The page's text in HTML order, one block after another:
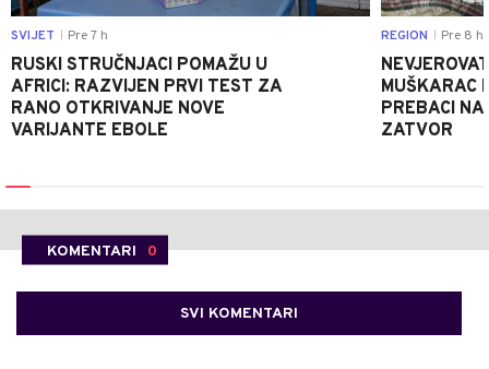
SVIJET Pre 7 h
RUSKI STRUČNJACI POMAŽU U
AFRICI: RAZVIJEN PRVI TEST ZA
RANO OTKRIVANJE NOVE
VARIJANTE EBOLE
REGION Pre 8 h
MUŠKARAC
PREBACI
ZATVOR
KOMENTARI 0
SVI KOMENTARI